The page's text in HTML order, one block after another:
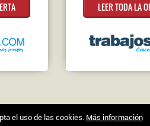
LEER TODA LA
el uso de las cookies. Más información